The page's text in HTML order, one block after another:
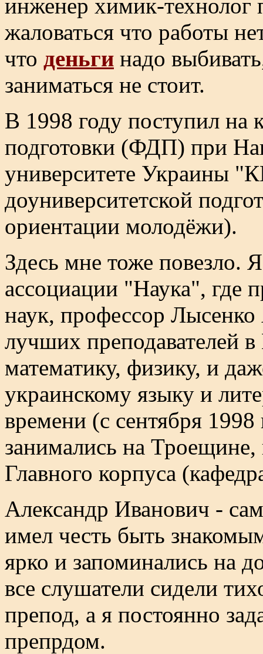
инженер химик-технолог
жаловаться что работы
что деньги надо
заниматься не стоит.
В 1998 году поступил на
подготовки (ФДП) при
университете Украины
доуниверситетской
ориентации молодёжи).
Здесь мне тоже
ассоциации "Наука", где
наук, профессор
лучших преподавателей
математику, физику, и
украинскому языку и
времени (с сентября
занимались на
Главного корпуса
Александр Иванович -
имел честь быть
ярко и запоминались на
все слушатели сидели
препод, а я постоянно
препрдом.